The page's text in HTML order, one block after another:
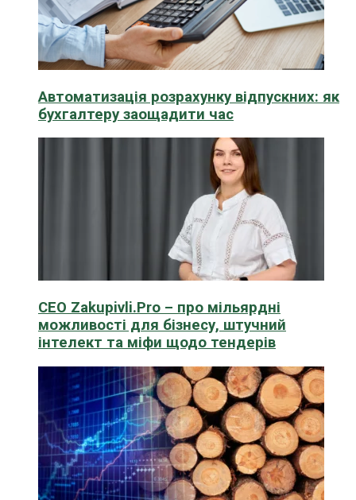
Автоматизація розрахунку відпускних: як
бухгалтеру заощадити час
CEO Zakupivli.Pro – про мільярдні
можливості для бізнесу, штучний
інтелект та міфи щодо тендерів